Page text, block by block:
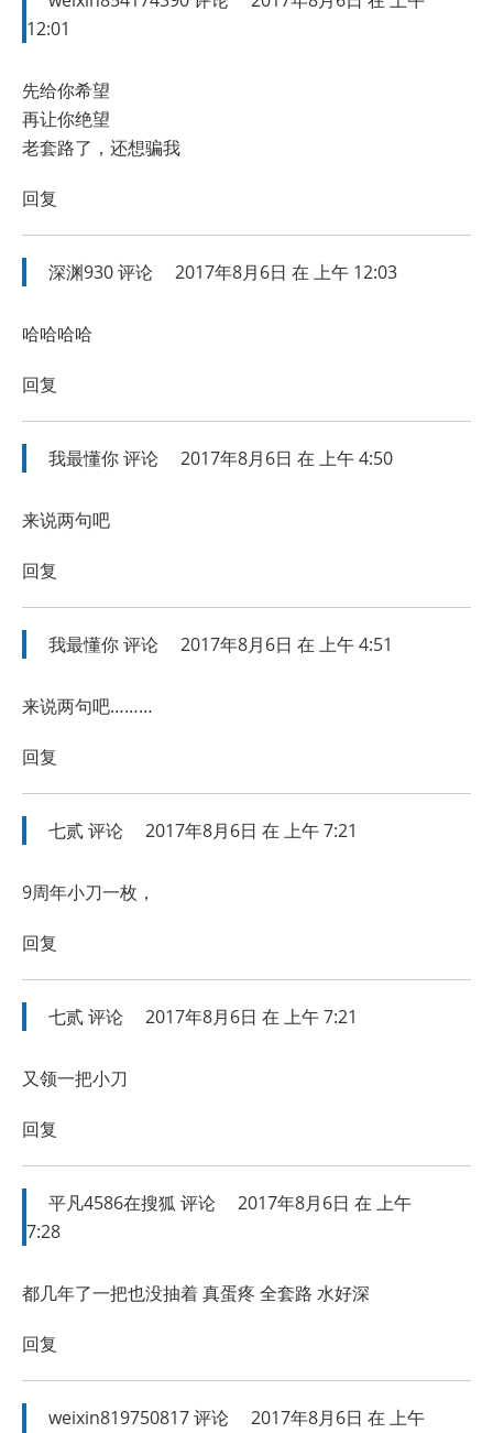
12:01
先给你希望
再让你绝望
老套路了，还想骗我
回复
深渊930评论 2017年8月6日 在 上午 12:03
哈哈哈哈
回复
我最懂你评论 2017年8月6日 在 上午 4:50
来说两句吧
回复
我最懂你评论 2017年8月6日 在 上午 4:51
来说两句吧………
回复
七贰评论 2017年8月6日 在 上午 7:21
9周年小刀一枚，
回复
七贰评论 2017年8月6日 在 上午 7:21
又领一把小刀
回复
平凡4586在搜狐 评论
2017年8月6日 在 上午
7:28
都几年了一把也没抽着 真蛋疼 全套路 水好深
回复
weixin819750817评论
2017年8月6日 在 上午